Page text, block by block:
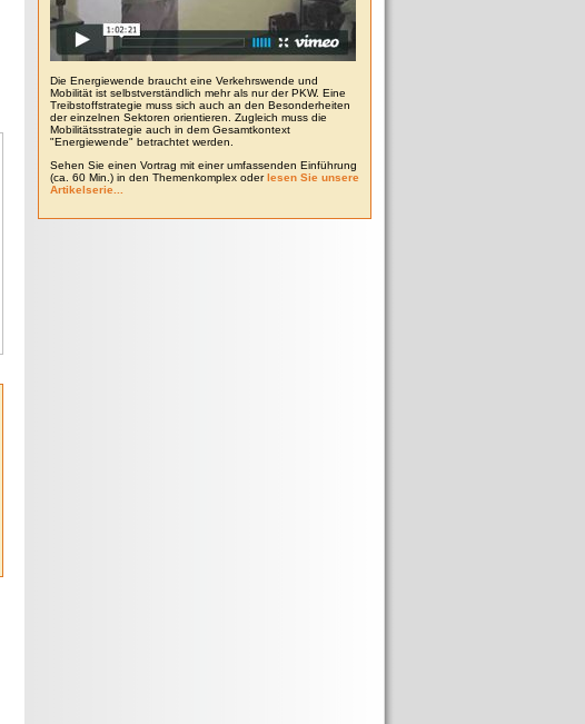
Die Energiewende braucht eine Verkehrswende und
Mobilität ist selbstverständlich mehr als nur der PKW. Eine
Treibstoffstrategie muss sich auch an den Besonderheiten
der einzelnen Sektoren orientieren. Zugleich muss die
Mobilitätsstrategie auch in dem Gesamtkontext
"Energiewende" betrachtet werden.
Sehen Sie einen Vortrag mit einer umfassenden Einführung
(ca. 60 Min.) in den Themenkomplex oderlesen Sie unsere
Artikelserie...